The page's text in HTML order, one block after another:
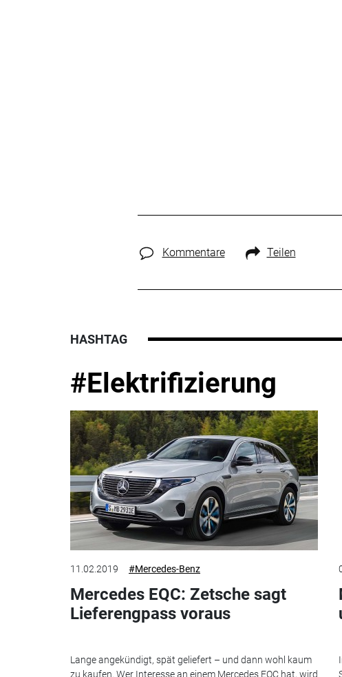
Kommentare Teilen
HASHTAG
#Elektrifizierung
11.02.2019 #Mercedes-Benz
Mercedes EQC: Zetsche sagt
Lieferengpass voraus
Lange angekündigt, spät geliefert – und dann wohl kaum
zu kaufen. Wer Interesse an einem Mercedes EQC hat, wird